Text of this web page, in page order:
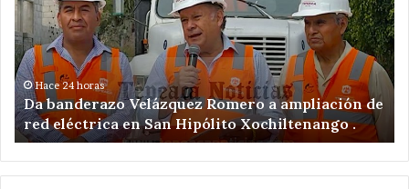
Romero
a
ampliación
de
red
eléctrica
en
San
Hipólito
Xochiltenango
Hace 24 horas
Da banderazo Velázquez Romero a ampliación de
red eléctrica en San Hipólito Xochiltenango .
en